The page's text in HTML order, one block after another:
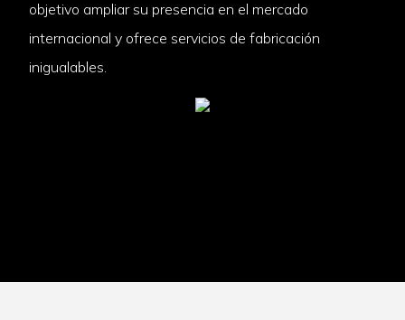
objetivo ampliar su presencia en el mercado
internacional y ofrece servicios de fabricación
inigualables.